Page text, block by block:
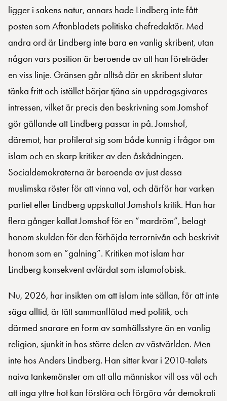
ligger i sakens natur, annars hade Lindberg inte fått
posten som Aftonbladets politiska chefredaktör. Med
andra ord är Lindberg inte bara en vanlig skribent, utan
någon vars position är beroende av att han företräder
en viss linje. Gränsen går alltså där en skribent slutar
tänka fritt och istället börjar tjäna sin uppdragsgivares
intressen, vilket är precis den beskrivning som Jomshof
gör gällande att Lindberg passar in på. Jomshof,
däremot, har profilerat sig som både kunnig i frågor om
islam och en skarp kritiker av den åskådningen.
Socialdemokraterna är beroende av just dessa
muslimska röster för att vinna val, och därför har varken
partiet eller Lindberg uppskattat Jomshofs kritik. Han har
flera gånger kallat Jomshof för en ”mardröm”, belagt
honom skulden för den förhöjda terrornivån och beskrivit
honom som en ”galning”. Kritiken mot islam har
Lindberg konsekvent avfärdat som islamofobisk.
Nu, 2026, har insikten om att islam inte sällan, för att inte
säga alltid, är tätt sammanflätad med politik, och
därmed snarare en form av samhällsstyre än en vanlig
religion, sjunkit in hos större delen av västvärlden. Men
inte hos Anders Lindberg. Han sitter kvar i 2010-talets
naiva tankemönster om att alla människor vill oss väl och
att inga yttre hot kan förstöra och förgöra vår demokrati